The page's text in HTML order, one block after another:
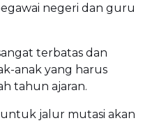
negeri dan guru
terbatas dan
anak yang harus
tahun ajaran.
jalur mutasi akan